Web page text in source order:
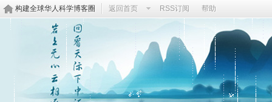
构建全球华人科学博客圈 返回首页 RSS订阅 帮助